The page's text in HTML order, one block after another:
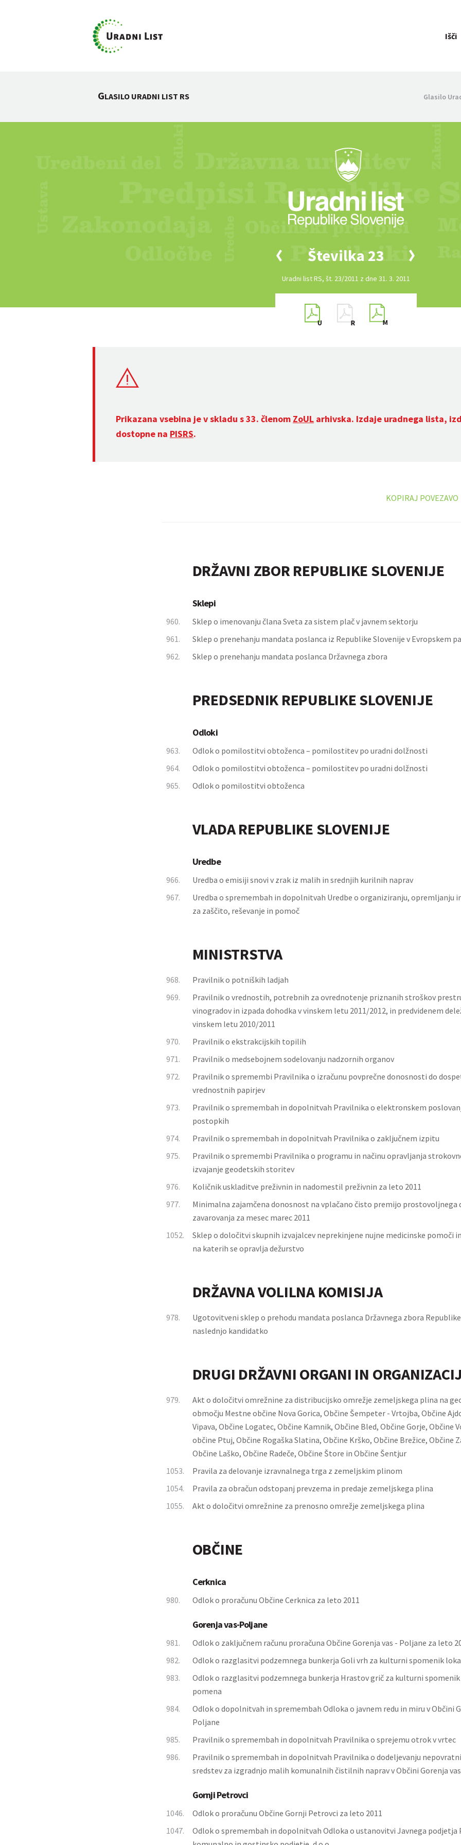
Išči
GLASILO URADNI LIST RS Glasilo
Številka 23
Uradni list RS, št. 23/2011 z dne 31. 3. 2011
Prikazana vsebina je v skladu s 33. členom ZoUL arhivska. Izdaje uradnega lista,
dostopne na PISRS.
KOPIRAJ POVEZAVO
DRŽAVNI ZBOR REPUBLIKE SLOVENIJE
Sklepi
960.
Sklep o imenovanju člana Sveta za sistem plač v javnem sektorju
961.
Sklep o prenehanju mandata poslanca iz Republike Slovenije v Evropskem
962.
Sklep o prenehanju mandata poslanca Državnega zbora
PREDSEDNIK REPUBLIKE SLOVENIJE
Odloki
963.
Odlok o pomilostitvi obtoženca – pomilostitev po uradni dolžnosti
964.
Odlok o pomilostitvi obtoženca – pomilostitev po uradni dolžnosti
965.
Odlok o pomilostitvi obtoženca
VLADA REPUBLIKE SLOVENIJE
Uredbe
966.
Uredba o emisiji snovi v zrak iz malih in srednjih kurilnih naprav
967.
Uredba o spremembah in dopolnitvah Uredbe o organiziranju, opremljanju
za zaščito, reševanje in pomoč
MINISTRSTVA
968.
Pravilnik o potniških ladjah
969.
Pravilnik o vrednostih, potrebnih za ovrednotenje priznanih stroškov
vinogradov in izpada dohodka v vinskem letu 2011/2012, in predvidenem
vinskem letu 2010/2011
970.
Pravilnik o ekstrakcijskih topilih
971.
Pravilnik o medsebojnem sodelovanju nadzornih organov
972.
Pravilnik o spremembi Pravilnika o izračunu povprečne donosnosti do
vrednostnih papirjev
973.
Pravilnik o spremembah in dopolnitvah Pravilnika o elektronskem
postopkih
974.
Pravilnik o spremembah in dopolnitvah Pravilnika o zaključnem izpitu
975.
Pravilnik o spremembi Pravilnika o programu in načinu opravljanja
izvajanje geodetskih storitev
976.
Količnik uskladitve preživnin in nadomestil preživnin za leto 2011
977.
Minimalna zajamčena donosnost na vplačano čisto premijo prostovoljnega
zavarovanja za mesec marec 2011
1052.
Sklep o določitvi skupnih izvajalcev neprekinjene nujne medicinske pomoči
na katerih se opravlja dežurstvo
DRŽAVNA VOLILNA KOMISIJA
978.
Ugotovitveni sklep o prehodu mandata poslanca Državnega zbora
naslednjo kandidatko
DRUGI DRŽAVNI ORGANI IN
979.
Akt o določitvi omrežnine za distribucijsko omrežje zemeljskega plina na
območju Mestne občine Nova Gorica, Občine Šempeter - Vrtojba, Občine
Vipava, Občine Logatec, Občine Kamnik, Občine Bled, Občine Gorje, Občine
občine Ptuj, Občine Rogaška Slatina, Občine Krško, Občine Brežice, Občine
Občine Laško, Občine Radeče, Občine Štore in Občine Šentjur
1053.
Pravila za delovanje izravnalnega trga z zemeljskim plinom
1054.
Pravila za obračun odstopanj prevzema in predaje zemeljskega plina
1055.
Akt o določitvi omrežnine za prenosno omrežje zemeljskega plina
OBČINE
Cerknica
980. Odlok o proračunu Občine Cerknica za leto 2011
Gorenja vas-Poljane
981.
Odlok o zaključnem računu proračuna Občine Gorenja vas - Poljane za leto
982.
Odlok o razglasitvi podzemnega bunkerja Goli vrh za kulturni spomenik
983.
Odlok o razglasitvi podzemnega bunkerja Hrastov grič za kulturni
pomena
984.
Odlok o dopolnitvah in spremembah Odloka o javnem redu in miru v Občini
Poljane
985.
Pravilnik o spremembah in dopolnitvah Pravilnika o sprejemu otrok v vrtec
986.
Pravilnik o spremembah in dopolnitvah Pravilnika o dodeljevanju
sredstev za izgradnjo malih komunalnih čistilnih naprav v Občini Gorenja
Gornji Petrovci
1046.
Odlok o proračunu Občine Gornji Petrovci za leto 2011
1047.
Odlok o spremembah in dopolnitvah Odloka o ustanovitvi Javnega podjetja